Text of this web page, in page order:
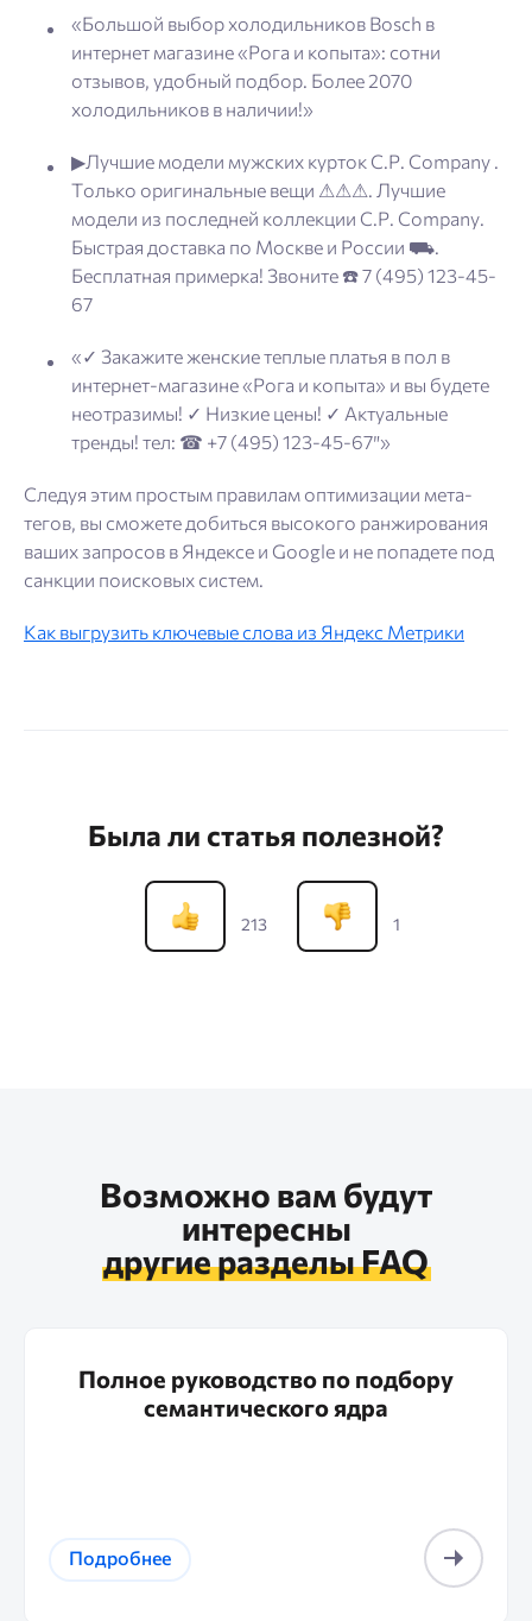
«Большой выбор холодильников Bosch в
интернет магазине «Рога и копыта»: сотни
отзывов, удобный подбор. Более 2070
холодильников в наличии!»
▶Лучшие модели мужских курток C.P. Company .
Только оригинальные вещи ⚠⚠⚠. Лучшие
модели из последней коллекции C.P. Company.
Быстрая доставка по Москве и России ⛟.
Бесплатная примерка! Звоните ☎ 7 (495) 123-45-
67
«✓ Закажите женские теплые платья в пол в
интернет-магазине «Рога и копыта» и вы будете
неотразимы! ✓ Низкие цены! ✓ Актуальные
тренды! тел: ☎ +7 (495) 123-45-67″»
Следуя этим простым правилам оптимизации мета-
тегов, вы сможете добиться высокого ранжирования
ваших запросов в Яндексе и Google и не попадете под
санкции поисковых систем.
Как выгрузить ключевые слова из Яндекс Метрики
Была ли статья полезной?
213 1
Возможно вам будут
интересны
другие разделы FAQ
Полное руководство по подбору
семантического ядра
Подробнее